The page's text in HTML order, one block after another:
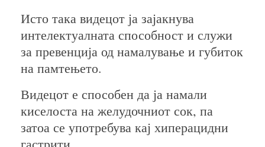
Исто така видецот ја зајакнува
интелектуалната способност и служи
за превенција од намалување и губиток
на памтењето.
Видецот е способен да ја намали
киселоста на желудочниот сок, па
затоа се употребува кај хиперацидни
гастрити.